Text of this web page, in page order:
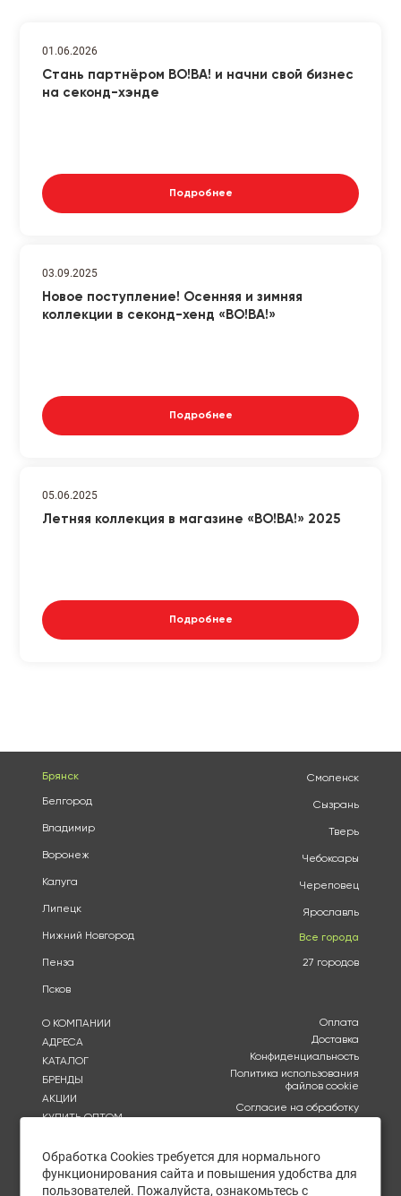
01.06.2026
Стань партнёром ВО!ВА! и начни свой бизнес
на секонд-хэнде
Подробнее
03.09.2025
Новое поступление! Осенняя и зимняя
коллекции в секонд-хенд «ВО!ВА!»
Подробнее
05.06.2025
Летняя коллекция в магазине «ВО!ВА!» 2025
Подробнее
Брянск
Белгород
Владимир
Воронеж
Калуга
Липецк
Нижний Новгород
Пенза
Псков
Смоленск
Сызрань
Тверь
Чебоксары
Череповец
Ярославль
Все города
27 городов
О КОМПАНИИ
АДРЕСА
КАТАЛОГ
БРЕНДЫ
АКЦИИ
КУПИТЬ ОПТОМ
КОНТАКТЫ
Оплата
Доставка
Конфиденциальность
Политика использования
файлов cookie
Согласие на обработку
персональных данных
обработки персональных
Обработка Cookies требуется для нормального
функционирования сайта и повышения удобства для
пользователей. Пожалуйста, ознакомьтесь с